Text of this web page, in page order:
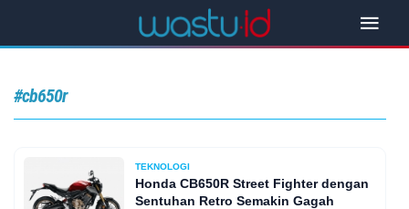
#cb650r
TEKNOLOGI
Honda CB650R Street Fighter dengan
Sentuhan Retro Semakin Gagah